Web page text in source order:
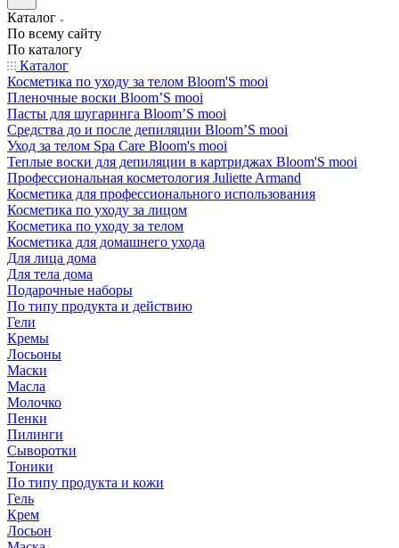
Каталог
По всему сайту
По каталогу
Каталог
Косметика по уходу за телом Bloom'S mooi
Пленочные воски Bloom’S mooi
Пасты для шугаринга Bloom’S mooi
Средства до и после депиляции Bloom’S mooi
Уход за телом Spa Care Bloom's mooi
Теплые воски для депиляции в картриджах Bloom'S mooi
Профессиональная косметология Juliette Armand
Косметика для профессионального использования
Косметика по уходу за лицом
Косметика по уходу за телом
Косметика для домашнего ухода
Для лица дома
Для тела дома
Подарочные наборы
По типу продукта и действию
Гели
Кремы
Лосьоны
Маски
Масла
Молочко
Пенки
Пилинги
Сыворотки
Тоники
По типу продукта и кожи
Гель
Крем
Лосьон